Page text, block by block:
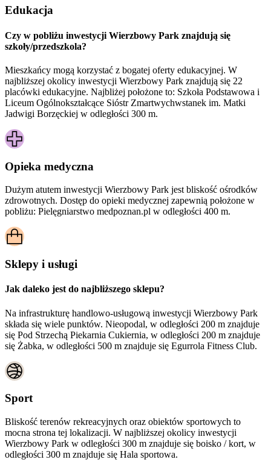
Edukacja
Czy w pobliżu inwestycji Wierzbowy Park znajdują się
szkoły/przedszkola?
Mieszkańcy mogą korzystać z bogatej oferty edukacyjnej. W
najbliższej okolicy inwestycji Wierzbowy Park znajdują się 22
placówki edukacyjne. Najbliżej położone to: Szkoła Podstawowa i
Liceum Ogólnokształcące Sióstr Zmartwychwstanek im. Matki
Jadwigi Borzęckiej w odległości 300 m.
Opieka medyczna
Dużym atutem inwestycji Wierzbowy Park jest bliskość ośrodków
zdrowotnych. Dostęp do opieki medycznej zapewnią położone w
pobliżu: Pielęgniarstwo medpoznan.pl w odległości 400 m.
Sklepy i usługi
Jak daleko jest do najbliższego sklepu?
Na infrastrukturę handlowo-usługową inwestycji Wierzbowy Park
składa się wiele punktów. Nieopodal, w odległości 200 m znajduje
się Pod Strzechą Piekarnia Cukiernia, w odległości 200 m znajduje
się Żabka, w odległości 500 m znajduje się Egurrola Fitness Club.
Sport
Bliskość terenów rekreacyjnych oraz obiektów sportowych to
mocna strona tej lokalizacji. W najbliższej okolicy inwestycji
Wierzbowy Park w odległości 300 m znajduje się boisko / kort, w
odległości 300 m znajduje się Hala sportowa.